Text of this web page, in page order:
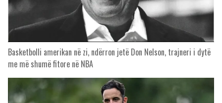
Basketbolli amerikan në zi, ndërron jetë Don Nelson, trajneri i dytë
me më shumë fitore në NBA